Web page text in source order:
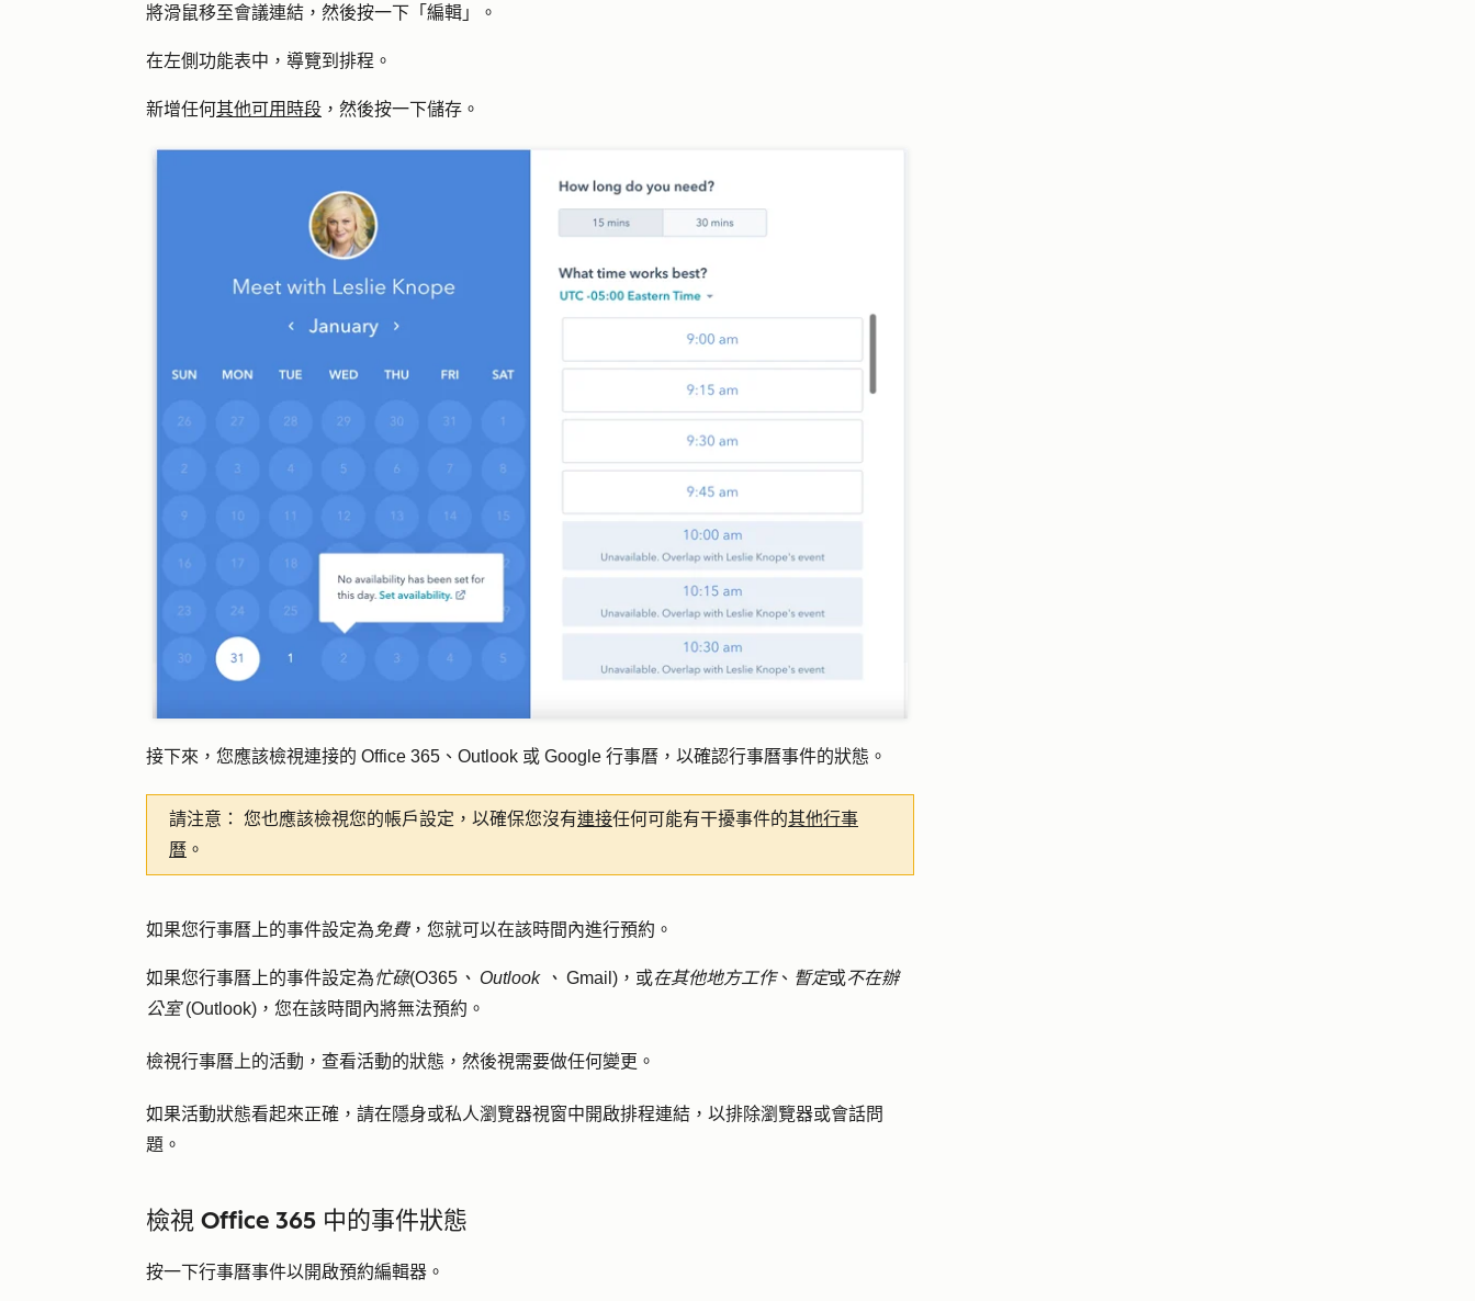
將滑鼠移至會議連結，然後按一下「 編輯 」。
在左側功能表中，導覽到 排程 。
新增任何其他可用時段 ，然後按一下儲存 。
接下來，您應該檢視連接的 Office 365、Outlook 或 Google 行事曆，以確認行事曆事件的狀態。
請注意： 您也應該檢視您的帳戶設定，以確保您沒有連接任何可能有干擾事件的其他行事
曆 。
如果您行事曆上的事件設定為 免費，您就可以在該時間內進行預約。
如果您行事曆上的事件設定為忙碌(O365 、 Outlook 、 Gmail)，或在其他地方工作、 暫定或不在辦
公室(Outlook)，您在該時間內將無法預約。
檢視行事曆上的活動，查看活動的狀態，然後視需要做任何變更。
如果活動狀態看起來正確，請在隱身或私人瀏覽器視窗中開啟排程連結，以排除瀏覽器或會話問
題。
檢視 Office 365 中的事件狀態
按一下行事曆事件以開啟預約編輯器。